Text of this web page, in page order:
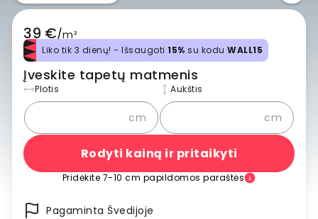
39 €/m²
Liko tik 3 dienų! - Išsaugoti 15% su kodu WALL15
Įveskite tapetų matmenis
Plotis
cm
Aukštis
cm
Rodyti kainą ir pritaikyti
Pridėkite 7-10 cm papildomos paraštės
Pagaminta Švedijoje